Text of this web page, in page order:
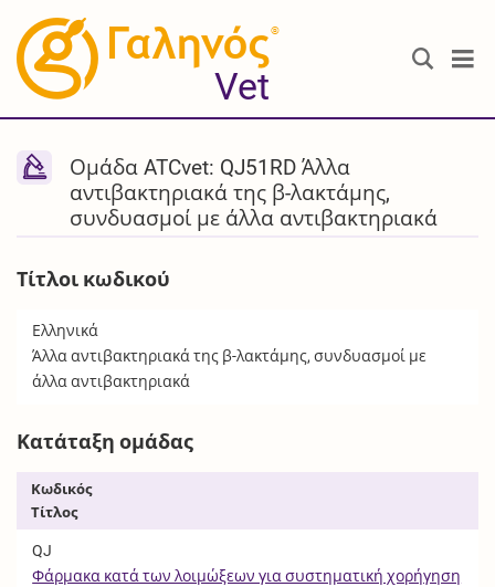
®
Vet
Ομάδα ATCvet: QJ51RD Άλλα
αντιβακτηριακά της β-λακτάμης,
συνδυασμοί με άλλα αντιβακτηριακά
Τίτλοι κωδικού
Ελληνικά
Άλλα αντιβακτηριακά της β-λακτάμης, συνδυασμοί με
άλλα αντιβακτηριακά
Κατάταξη ομάδας
Κωδικός
Τίτλος
QJ
Φάρμακα κατά των λοιμώξεων για συστηματική χορήγηση